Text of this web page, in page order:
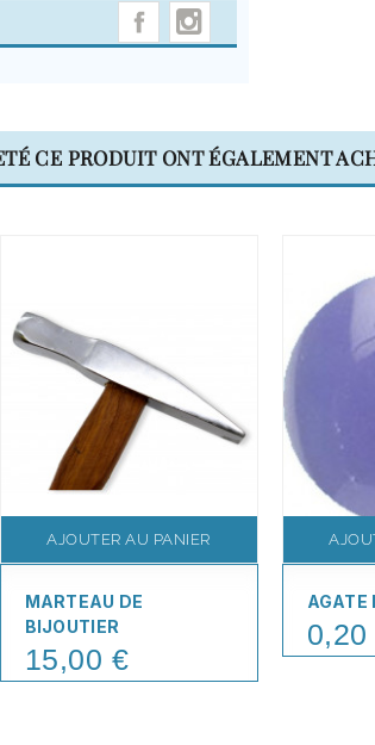
CE PRODUIT ONT ÉGALEMENT
AJOUTER AU PANIER
MARTEAU DE
BIJOUTIER
Price
15,00 €
AGATE
Price
0,20